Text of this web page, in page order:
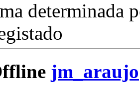
determinada
jm_araujo